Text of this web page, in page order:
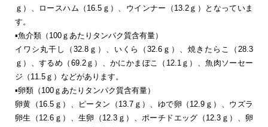
ｇ）、ロースハム（16.5ｇ）、ウインナー（13.2ｇ）となっていま
す。
▪魚介類（100ｇあたりタンパク質含有量）
イワシ丸干し（32.8ｇ）、いくら（32.6ｇ）、焼きたらこ（28.3
ｇ）、するめ（69.2ｇ）、かにかまぼこ（12.1ｇ）、魚肉ソーセー
ジ（11.5ｇ）などがあります。
▪卵類（100ｇあたりタンパク質含有量）
卵黄（16.5ｇ）、ピータン（13.7ｇ）、ゆで卵（12.9ｇ）、ウズラ
卵生（12.6ｇ）、生卵（12.3ｇ）、ポーチドエッグ（12.3ｇ）、卵